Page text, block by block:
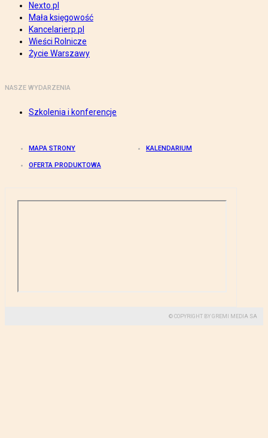
Nexto.pl
Mała księgowość
Kancelarierp.pl
Wieści Rolnicze
Życie Warszawy
NASZE WYDARZENIA
Szkolenia i konferencje
MAPA STRONY KALENDARIUM
OFERTA PRODUKTOWA
© COPYRIGHT BY GREMI MEDIA SA